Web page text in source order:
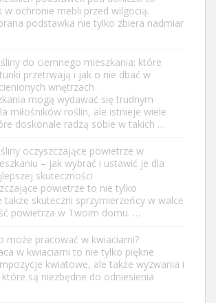
w ochronie mebli przed wilgocią.
podstawka nie tylko zbiera nadmiar
do ciemnego mieszkania: które
przetrwają i jak o nie dbać w
wnętrzach
mogą wydawać się trudnym
miłośników roślin, ale istnieje wiele
doskonale radzą sobie w takich …
oczyszczające powietrze w
– jak wybrać i ustawić je dla
skuteczności
powietrze to nie tylko
także skuteczni sprzymierzeńcy w walce
powietrza w Twoim domu. …
może pracować w kwiaciarni?
w kwiaciarni to nie tylko piękne
kwiatowe, ale także wyzwania i
są niezbędne do odniesienia